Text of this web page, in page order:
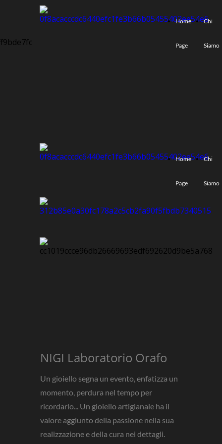
Home
Page
Chi
Siamo
Home
Page
Chi
Siamo
NIGI Laboratorio Orafo
Un gioiello segna un evento, enfatizza un
momento, perdura nel tempo per
ricordarlo... Un gioiello artigianale ha il
valore aggiunto della passione nella sua
realizzazione e della cura nei dettagli.